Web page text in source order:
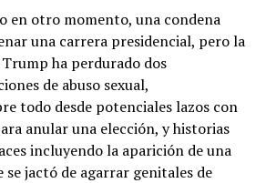
en otro momento, una condena
una carrera presidencial, pero la
ha perdurado dos
de abuso sexual,
todo desde potenciales lazos con
anular una elección, y historias
incluyendo la aparición de una
se jactó de agarrar genitales de